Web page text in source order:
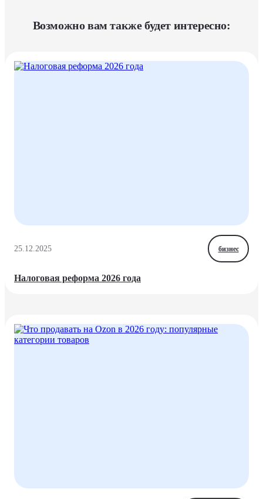
Возможно вам также будет интересно:
25.12.2025 бизнес
Налоговая реформа 2026 года